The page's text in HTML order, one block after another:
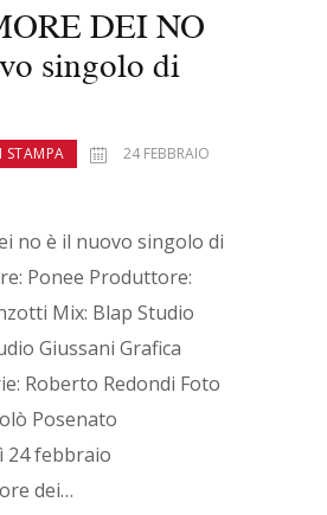
DEI NO
singolo di
STAMPA
24 FEBBRAIO
no è il nuovo singolo di
Ponee Produttore:
Mix: Blap Studio
Giussani Grafica
Roberto Redondi Foto
Posenato
24 febbraio
dei…